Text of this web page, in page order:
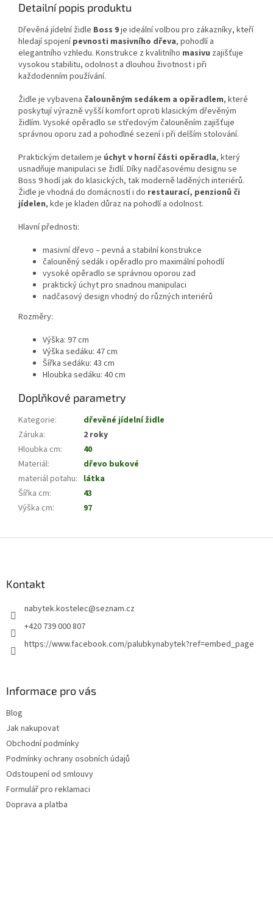
Detailní popis produktu
Dřevěná jídelní židle Boss 9je ideální volbou pro zákazníky, kteří
hledají spojenípevnosti masivního dřeva, pohodlí a
elegantního vzhledu. Konstrukce z kvalitního masivu zajišťuje
vysokou stabilitu, odolnost a dlouhou životnost i při
každodenním používání.
Židle je vybavena čalouněným sedákem a opěradlem, které
poskytují výrazně vyšší komfort oproti klasickým dřevěným
židlím. Vysoké opěradlo se středovým čalouněním zajišťuje
správnou oporu zad a pohodlné sezení i při delším stolování.
Praktickým detailem je úchyt v horní části opěradla, který
usnadňuje manipulaci se židlí. Díky nadčasovému designu se
Boss 9 hodí jak do klasických, tak moderně laděných interiérů.
Židle je vhodná do domácností i do restaurací, penzionů či
jídelen, kde je kladen důraz na pohodlí a odolnost.
Hlavní přednosti:
masivní dřevo – pevná a stabilní konstrukce
čalouněný sedák i opěradlo pro maximální pohodlí
vysoké opěradlo se správnou oporou zad
praktický úchyt pro snadnou manipulaci
nadčasový design vhodný do různých interiérů
Rozměry:
Výška: 97 cm
Výška sedáku: 47 cm
Šířka sedáku: 43 cm
Hloubka sedáku: 40 cm
Doplňkové parametry
Kategorie:
dřevěné jídelní židle
Záruka:
2 roky
Hloubka cm:
40
Materiál:
dřevo bukové
materiál potahu: látka
Šířka cm:
43
Výška cm: 97
Kontakt
nabytek.kostelec@seznam.cz
+420 739 000 807
https://www.facebook.com/palubkynabytek?ref=embed_page
Informace pro vás
Blog
Jak nakupovat
Obchodní podmínky
Podmínky ochrany osobních údajů
Odstoupení od smlouvy
Formulář pro reklamaci
Doprava a platba